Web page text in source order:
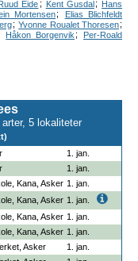
Eide ; Kent Gusdal ;
Hans
Mortensen;
Elias Blichfeldt
; Yvonne Roualet Thoresen;
Håkon Borgenvik ;
Per-Roald
5 lokaliteter
1. jan.
1. jan.
Kana, Asker 1. jan.
Kana, Asker 1. jan.
Kana, Asker 1. jan.
Kana, Asker 1. jan.
Asker
1. jan.